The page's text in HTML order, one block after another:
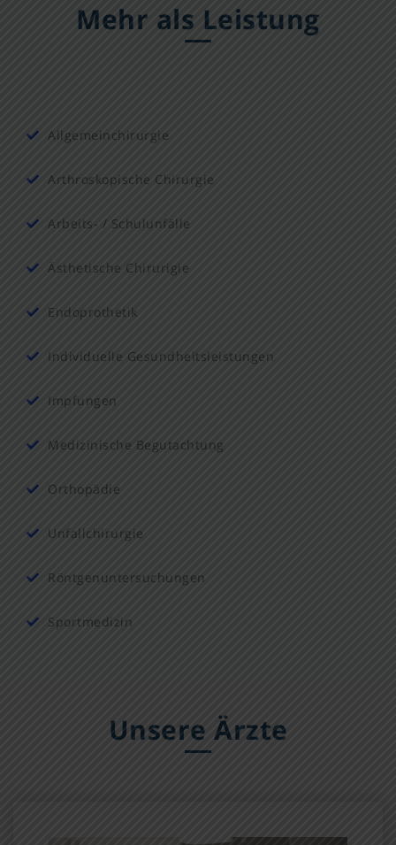
Mehr als Leistung
Allgemeinchirurgie
Arthroskopische Chirurgie
Arbeits- / Schulunfälle
Ästhetische Chirurigie
Endoprothetik
Individuelle Gesundheitsleistungen
Impfungen
Medizinische Begutachtung
Orthopädie
Unfallchirurgie
Röntgenuntersuchungen
Sportmedizin
Unsere Ärzte